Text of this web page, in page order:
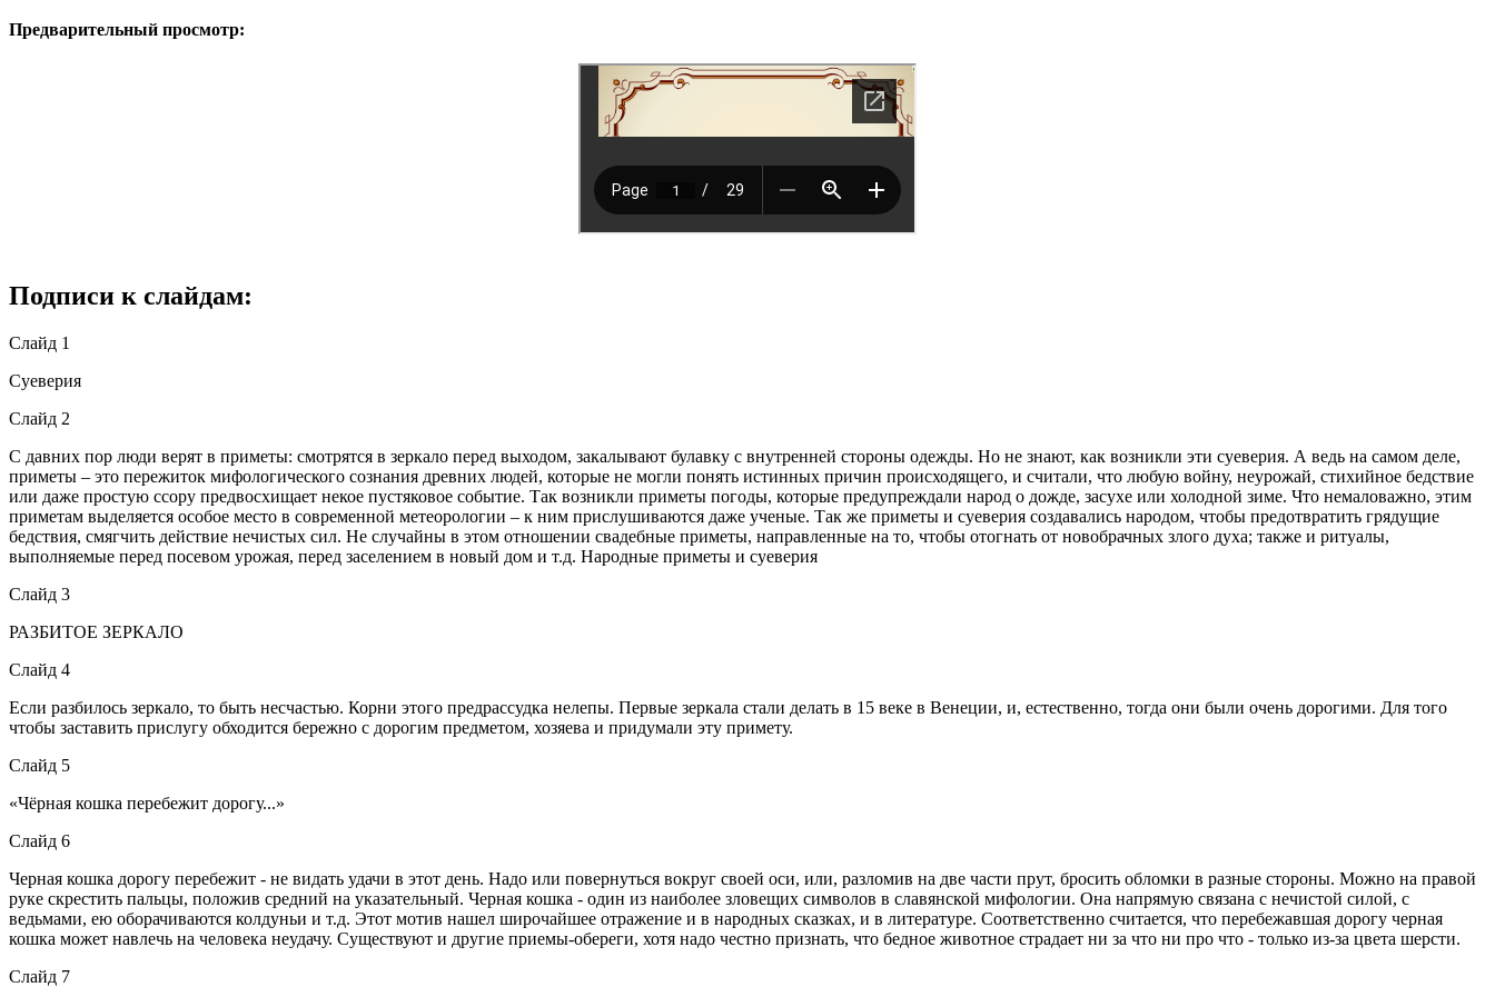
Предварительный просмотр:
Подписи к слайдам:
Слайд 1
Суеверия
Слайд 2
С давних пор люди верят в приметы: смотрятся в зеркало перед выходом, закалывают булавку с внутренней стороны одежды. Но не знают, как возникли эти суеверия. А ведь на самом деле,
приметы – это пережиток мифологического сознания древних людей, которые не могли понять истинных причин происходящего, и считали, что любую войну, неурожай, стихийное бедствие
или даже простую ссору предвосхищает некое пустяковое событие. Так возникли приметы погоды, которые предупреждали народ о дожде, засухе или холодной зиме. Что немаловажно, этим
приметам выделяется особое место в современной метеорологии – к ним прислушиваются даже ученые. Так же приметы и суеверия создавались народом, чтобы предотвратить грядущие
бедствия, смягчить действие нечистых сил. Не случайны в этом отношении свадебные приметы, направленные на то, чтобы отогнать от новобрачных злого духа; также и ритуалы,
выполняемые перед посевом урожая, перед заселением в новый дом и т.д. Народные приметы и суеверия
Слайд 3
РАЗБИТОЕ ЗЕРКАЛО
Слайд 4
Если разбилось зеркало, то быть несчастью. Корни этого предрассудка нелепы. Первые зеркала стали делать в 15 веке в Венеции, и, естественно, тогда они были очень дорогими. Для того
чтобы заставить прислугу обходится бережно с дорогим предметом, хозяева и придумали эту примету.
Слайд 5
«Чёрная кошка перебежит дорогу...»
Слайд 6
Черная кошка дорогу перебежит - не видать удачи в этот день. Надо или повернуться вокруг своей оси, или, разломив на две части прут, бросить обломки в разные стороны. Можно на правой
руке скрестить пальцы, положив средний на указательный. Черная кошка - один из наиболее зловещих символов в славянской мифологии. Она напрямую связана с нечистой силой, с
ведьмами, ею оборачиваются колдуньи и т.д. Этот мотив нашел широчайшее отражение и в народных сказках, и в литературе. Соответственно считается, что перебежавшая дорогу черная
кошка может навлечь на человека неудачу. Существуют и другие приемы-обереги, хотя надо честно признать, что бедное животное страдает ни за что ни про что - только из-за цвета шерсти.
Слайд 7